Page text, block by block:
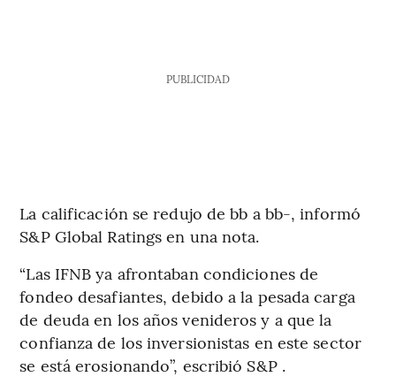
PUBLICIDAD
La calificación se redujo de bb a bb-, informó
S&P Global Ratings en una nota.
“Las IFNB ya afrontaban condiciones de
fondeo desafiantes, debido a la pesada carga
de deuda en los años venideros y a que la
confianza de los inversionistas en este sector
se está erosionando”, escribió S&P .